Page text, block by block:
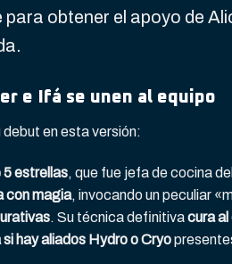
obtener el apoyo de
e Ifá se unen al equipo
en esta versión:
5 estrellas, que fue jefa de cocina
con magia, invocando un peculiar
. Su técnica definitivacura al
hay aliados Hydro o Cryo